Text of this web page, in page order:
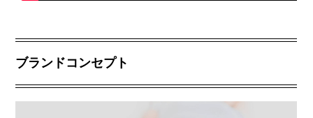
ブランドコンセプト